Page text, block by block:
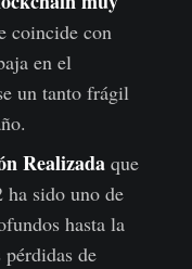
coincide con
en el
un tanto frágil
Realizadaque
ha sido uno de
hasta la
de